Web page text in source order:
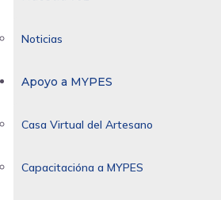
Noticias
Apoyo a MYPES
Casa Virtual del Artesano
Capacitacióna a MYPES